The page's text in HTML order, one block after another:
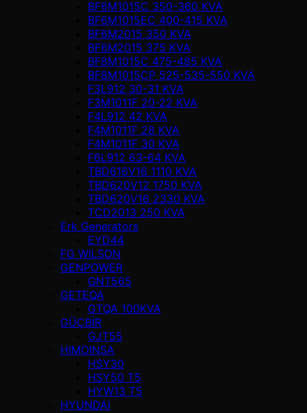
BF6M1015C 350-360 KVA
BF6M1015EC 400-415 KVA
BF6M2015 350 KVA
BF6M2015 375 KVA
BF8M1015C 475-485 KVA
BF8M1015CP 525-535-550 KVA
F3L912 30-31 KVA
F3M1011F 20-22 KVA
F4L912 42 KVA
F4M1011F 28 KVA
F4M1011F 30 KVA
F6L912 63-64 KVA
TBD616V16 1110 KVA
TBD620V12 1750 KVA
TBD620V16 2330 KVA
TCD2013 250 KVA
Erk Generators
EYD44
FG WILSON
GENPOWER
GNT565
GETEQA
GTQA 100KVA
GÜÇBİR
GJT55
HIMOINSA
HSY30
HSY50 T5
HYW13 T5
HYUNDAI